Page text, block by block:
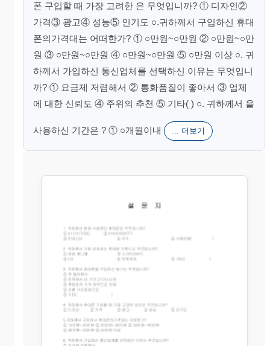
폰 구입할 때 가장 고려한 은 무엇입니까? ① 디자인②
가격③ 광고④ 성능⑤ 인기도 ○.귀하께서 구입하신 휴대
폰의가격대는 어떠한가? ① ○만원~○만원 ② ○만원~○만
원 ③ ○만원~○만원 ④ ○만원~○만원 ⑤ ○만원 이상 ○. 귀
하께서 가입하신 통신업체를 선택하신 이유는 무엇입니
까? ① 요금제 저렴해서 ② 통화품질이 좋아서 ③ 업체
에 대한 신뢰도 ④ 주위의 추천 ⑤ 기타( ) ○. 귀하께서 을
사용하신 기간은 ? ① ○개월이내 ... 더보기